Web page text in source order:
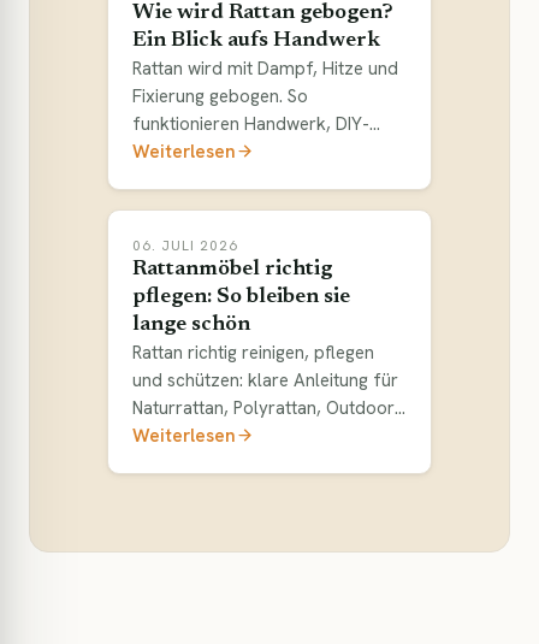
Wie wird Rattan gebogen?
Ein Blick aufs Handwerk
Rattan wird mit Dampf, Hitze und
Fixierung gebogen. So
funktionieren Handwerk, DIY-
Grenzen und der Unterschied zu
Weiterlesen
06. JULI 2026
Rattanmöbel richtig
pflegen: So bleiben sie
lange schön
Rattan richtig reinigen, pflegen
und schützen: klare Anleitung für
Naturrattan, Polyrattan, Outdoor,
Winterlagerung und matte Möbel.
Weiterlesen